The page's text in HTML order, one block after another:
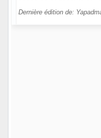
Dernière édition de: